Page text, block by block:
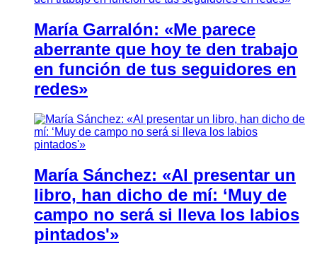
María Garralón: «Me parece
aberrante que hoy te den trabajo
en función de tus seguidores en
redes»
María Sánchez: «Al presentar un
libro, han dicho de mí: ‘Muy de
campo no será si lleva los labios
pintados'»